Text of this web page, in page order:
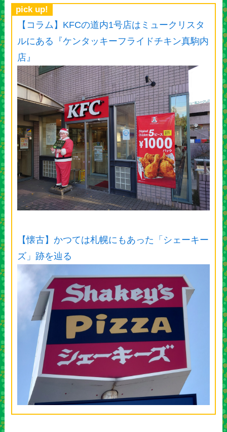
pick up!
【コラム】KFCの道内1号店はミュークリスタ
ルにある『ケンタッキーフライドチキン真駒内
店』
【懐古】かつては札幌にもあった「シェーキー
ズ」跡を辿る